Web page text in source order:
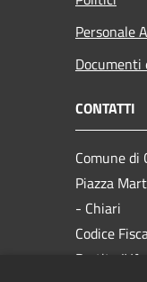
Personale
Documenti
CONTATTI
Comune di
Piazza
- Chiari
Codice
Partita